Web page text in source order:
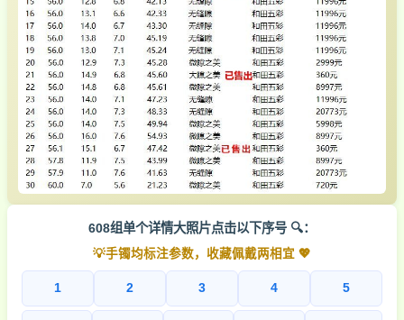
608组单个详情大照片点击以下序号 🔍：
💡手镯均标注参数，收藏佩戴两相宜 💖
1 2 3 4 5